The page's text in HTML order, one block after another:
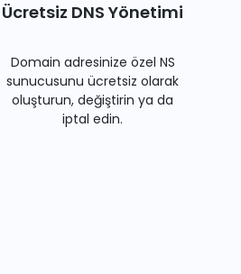
Ücretsiz DNS Yönetimi
Domain adresinize özel NS
sunucusunu ücretsiz olarak
oluşturun, değiştirin ya da
iptal edin.